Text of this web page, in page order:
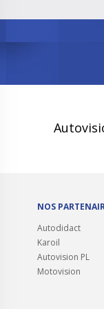
NOS
Autodidact
Karoil
Autovision PL
Motovision